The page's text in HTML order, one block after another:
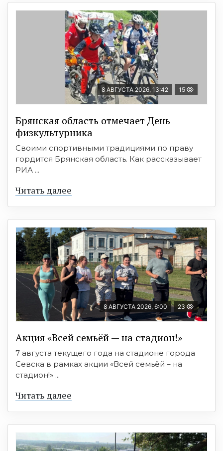
8 АВГУСТА 2026, 13:42 15
Брянская область отмечает День
физкультурника
Своими спортивными традициями по праву
гордится Брянская область. Как рассказывает
РИА ...
Читать далее
8 АВГУСТА 2026, 6:00 23
Акция «Всей семьёй — на стадион!»
7 августа текущего года на стадионе города
Севска в рамках акции «Всей семьёй – на
стадион!» ...
Читать далее